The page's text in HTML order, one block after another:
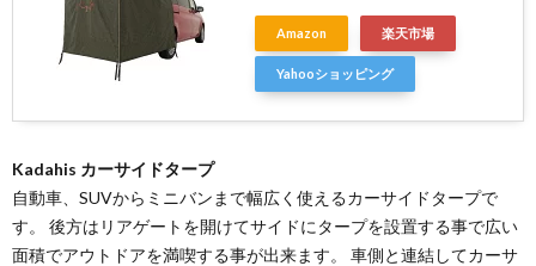
Amazon 楽天市場
Yahooショッピング
Kadahis カーサイドタープ
自動車、SUVからミニバンまで幅広く使えるカーサイドタープで
す。 後方はリアゲートを開けてサイドにタープを設置する事で広い
面積でアウトドアを満喫する事が出来ます。 車側と連結してカーサ